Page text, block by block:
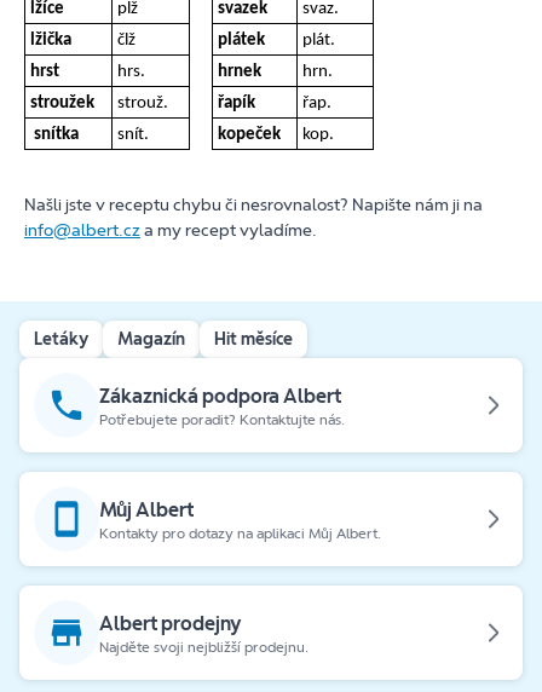
lžíce
plž svazek
svaz.
lžička
člž plátek
plát.
hrst
hrs. hrnek
hrn.
stroužek
strouž. řapík
řap.
snítka
snít. kopeček kop.
Našli jste v receptu chybu či nesrovnalost? Napište nám ji na
info@albert.cza my recept vyladíme.
Letáky Magazín Hit měsíce
Zákaznická podpora Albert
Potřebujete poradit? Kontaktujte nás.
Můj Albert
Kontakty pro dotazy na aplikaci Můj Albert.
Albert prodejny
Najděte svoji nejbližší prodejnu.